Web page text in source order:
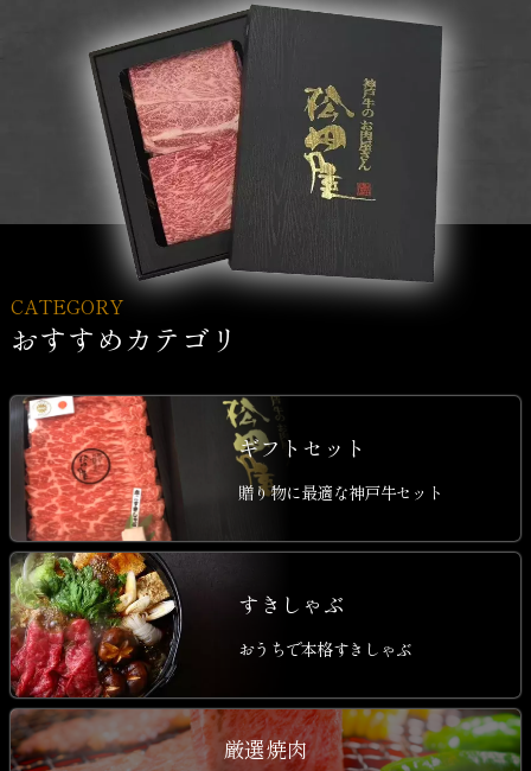
CATEGORY
おすすめカテゴリ
ギフトセット
贈り物に最適な神戸牛セット
すきしゃぶ
おうちで本格すきしゃぶ
厳選焼肉